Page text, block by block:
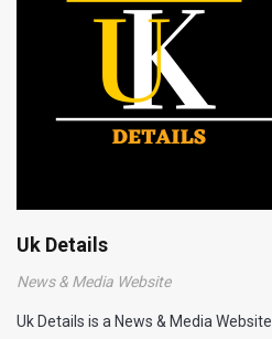
Uk Details
News & Media Website
Uk Details is a News & Media Website .